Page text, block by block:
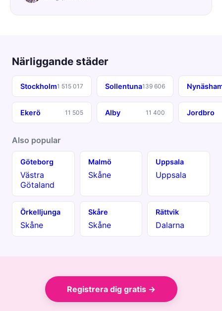
Närliggande städer
Stockholm1 515 017 Sollentuna139 606
Ekerö 11 505 Alby 11 400 Jordbro
Also popular
Göteborg
Västra
Götaland
Malmö
Skåne
Uppsala
Uppsala
Örkelljunga
Skåne
Skåre
Skåne
Rättvik
Dalarna
Registrera dig gratis →